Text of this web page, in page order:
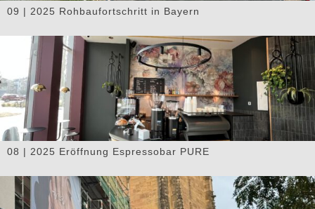
09 | 2025 Rohbaufortschritt in Bayern
08 | 2025 Eröffnung Espressobar PURE